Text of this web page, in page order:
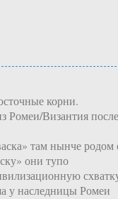
корни.
Ромеи/Византия после
там нынче родом
они тупо
у наследницы Ромеи